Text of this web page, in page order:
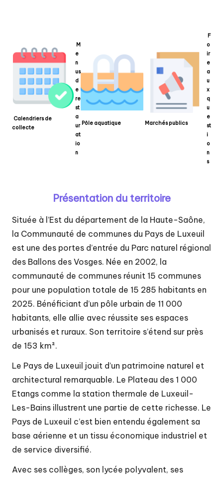
e
c
o
m
m
d
u
P
a
y
s
d
e
L
u
x
e
ui
l
Calendriers de
collecte
M
e
n
us
d
e
re
st
a
ur
at
io
n
Pôle aquatique Marchés publics
F
o
ir
e
a
u
x
q
u
e
st
i
o
n
s
Présentation du territoire
Située à l’Est du département de la Haute-Saône,
la Communauté de communes du Pays de Luxeuil
est une des portes d’entrée du Parc naturel régional
des Ballons des Vosges. Née en 2002, la
communauté de communes réunit 15 communes
pour une population totale de 15 285 habitants en
2025. Bénéficiant d’un pôle urbain de 11 000
habitants, elle allie avec réussite ses espaces
urbanisés et ruraux. Son territoire s’étend sur près
de 153 km².
Le Pays de Luxeuil jouit d’un patrimoine naturel et
architectural remarquable. Le Plateau des 1 000
Etangs comme la station thermale de Luxeuil-
Les-Bains illustrent une partie de cette richesse. Le
Pays de Luxeuil c’est bien entendu également sa
base aérienne et un tissu économique industriel et
de service diversifié.
Avec ses collèges, son lycée polyvalent, ses